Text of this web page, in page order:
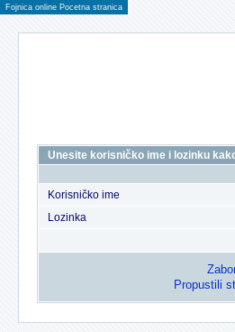
Fojnica online Pocetna stranica
Unesite korisničko ime i lozinku
Korisničko ime
Lozinka
Propustili